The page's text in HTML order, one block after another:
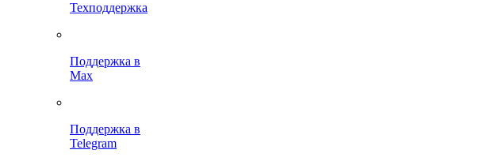
Техподдержка
Поддержка в
Max
Поддержка в
Telegram